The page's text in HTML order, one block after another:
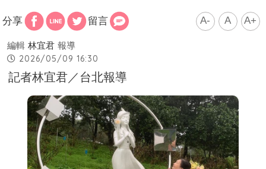
分享 留言 A- A A+
編輯 林宜君 報導
2026/05/09 16:30
記者林宜君／台北報導